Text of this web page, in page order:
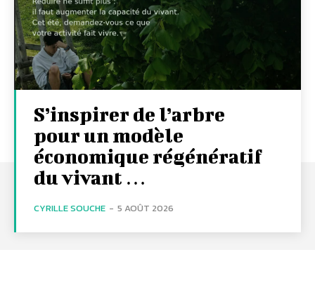
S’inspirer de l’arbre
pour un modèle
économique régénératif
du vivant …
CYRILLE SOUCHE - 5 AOÛT 2026